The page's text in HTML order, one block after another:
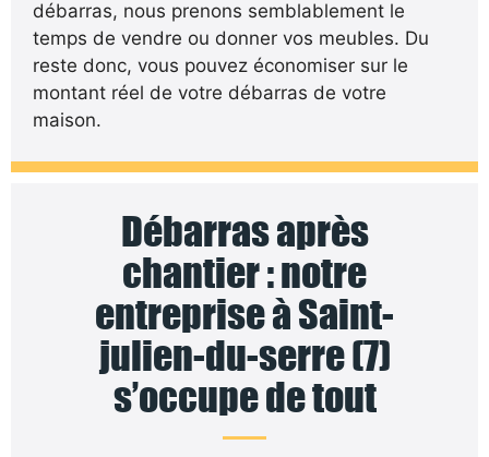
débarras, nous prenons semblablement le
temps de vendre ou donner vos meubles. Du
reste donc, vous pouvez économiser sur le
montant réel de votre débarras de votre
maison.
Débarras après
chantier : notre
entreprise à Saint-
julien-du-serre (7)
s’occupe de tout